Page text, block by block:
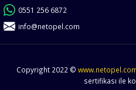
0551 256 6872
info@netopel.com
Copyright 2022 ©
sertifikası ile